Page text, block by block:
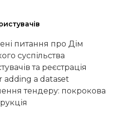
питання про Дім
суспільства
та реєстрація
adding a dataset
тендеру: покрокова